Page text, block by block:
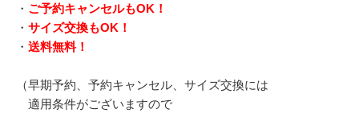
・ ご予約キャンセルもOK！
・ サイズ交換もOK！
・ 送料無料！
（早期予約、予約キャンセル、サイズ交換には
適用条件がございますので